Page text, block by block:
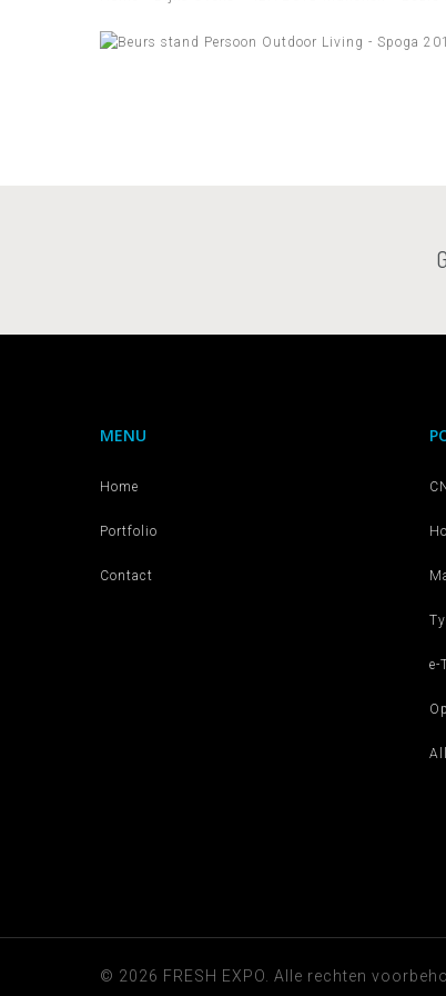
MENU
Home
Portfolio
Contact
e-
© 2026 FRESH EXPO. Alle rechten